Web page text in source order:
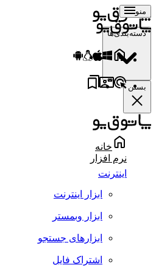
منو
دسته‌بندی‌ها
بستن
خانه
نرم افزار
اینترنت
ابزار اینترنت
ابزار وبمستر
ابزارهای جستجو
اشتراک فایل